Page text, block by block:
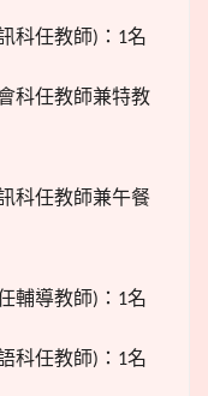
科任教師) ： 1名
科任教師兼特教
科任教師兼午餐
輔導教師) ： 1名
科任教師) ： 1名